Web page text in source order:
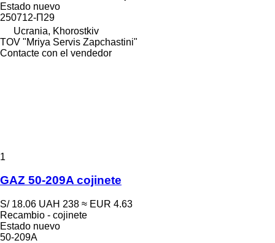
Estado nuevo
250712-П29
Ucrania, Khorostkiv
TOV "Mriya Servis Zapchastini"
Contacte con el vendedor
1
GAZ 50-209A cojinete
S/ 18.06 UAH 238 ≈ EUR 4.63
Recambio - cojinete
Estado nuevo
50-209A